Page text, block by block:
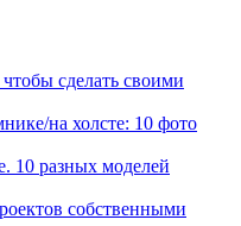
сделать своими
на холсте: 10 фото
10 разных моделей
собственными